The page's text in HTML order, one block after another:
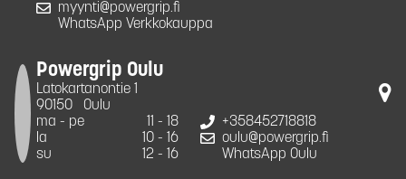
myynti@powergrip.fi
WhatsApp Verkkokauppa
Powergrip Oulu
Latokartanontie 1
90150
Oulu
ma - pe
11 - 18
la
10 - 16
su
12 - 16
+358452718818
oulu@powergrip.fi
WhatsApp Oulu